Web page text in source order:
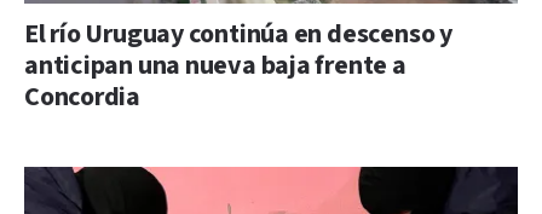
El río Uruguay continúa en descenso y
anticipan una nueva baja frente a
Concordia